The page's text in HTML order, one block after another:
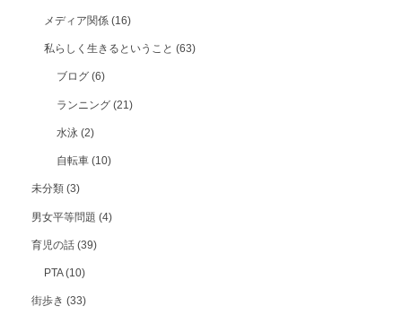
メディア関係(16)
私らしく生きるということ(63)
ブログ(6)
ランニング(21)
水泳(2)
自転車(10)
未分類(3)
男女平等問題(4)
育児の話(39)
PTA(10)
街歩き(33)